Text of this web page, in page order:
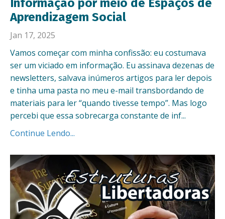
Informação por meio de Espaços de
Aprendizagem Social
Jan 17, 2025
Vamos começar com minha confissão: eu costumava
ser um viciado em informação. Eu assinava dezenas de
newsletters, salvava inúmeros artigos para ler depois
e tinha uma pasta no meu e-mail transbordando de
materiais para ler “quando tivesse tempo”. Mas logo
percebi que essa sobrecarga constante de inf...
Continue Lendo...